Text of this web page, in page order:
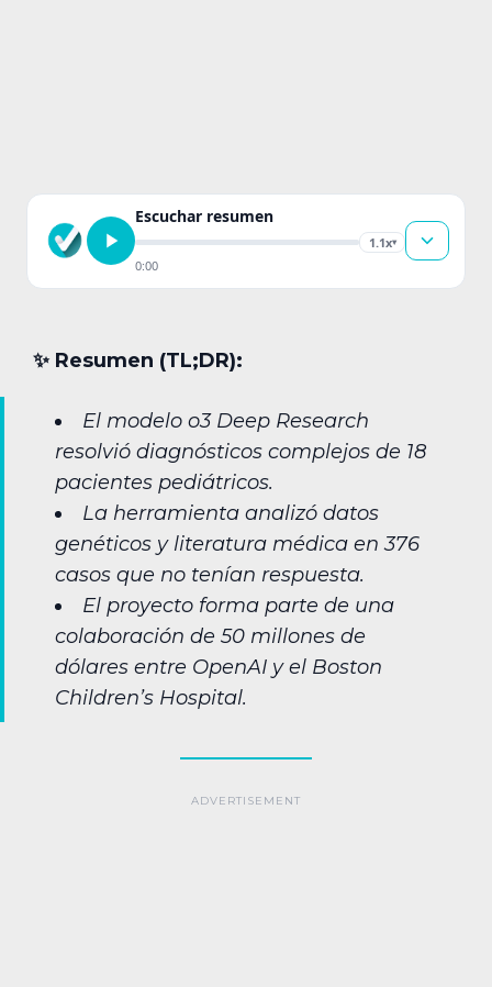
Escuchar resumen
1.1x▾
0:00
✨︎ Resumen (TL;DR):
El modelo o3 Deep Research
resolvió diagnósticos complejos de 18
pacientes pediátricos.
La herramienta analizó datos
genéticos y literatura médica en 376
casos que no tenían respuesta.
El proyecto forma parte de una
colaboración de 50 millones de
dólares entre OpenAI y el Boston
Children’s Hospital.